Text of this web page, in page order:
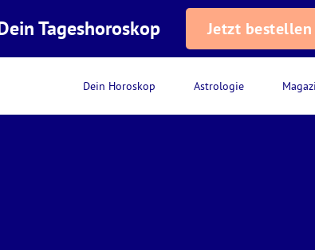
Dein Horoskop Astrologie
Tageshoroskop Jetzt bestellen